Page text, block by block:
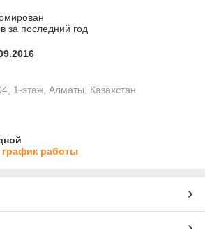
за последний год
1-этаж, Алматы, Казахстан
график работы